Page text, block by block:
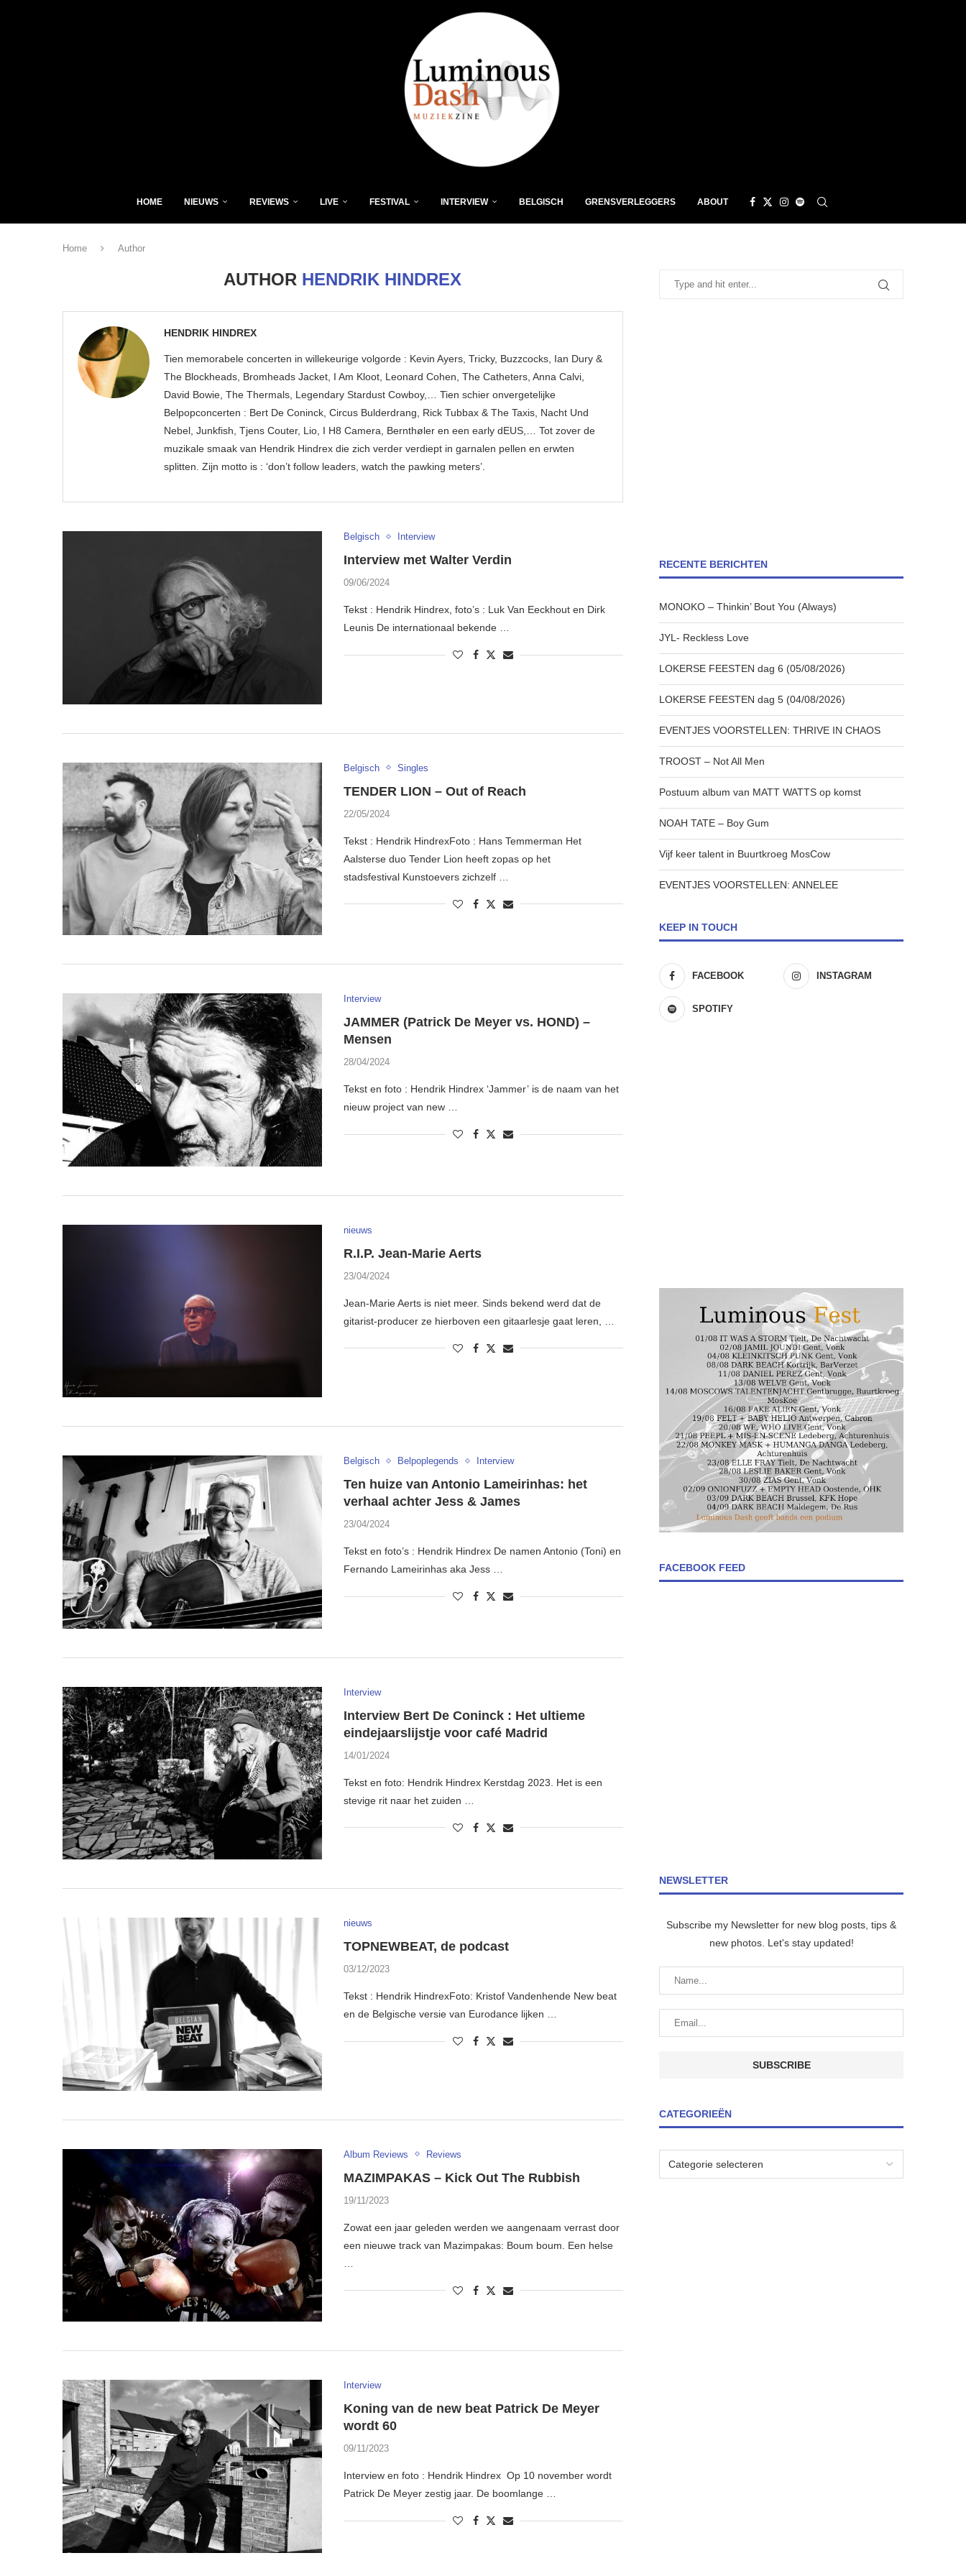
HOME NIEUWS REVIEWS LIVE FESTIVAL INTERVIEW BELGISCH GRENSVERLEGGERS ABOUT
Home Author
AUTHOR HENDRIK HINDREX
HENDRIK HINDREX
Tien memorabele concerten in willekeurige volgorde : Kevin Ayers, Tricky, Buzzcocks, Ian Dury &
The Blockheads, Bromheads Jacket, I Am Kloot, Leonard Cohen, The Catheters, Anna Calvi,
David Bowie, The Thermals, Legendary Stardust Cowboy,… Tien schier onvergetelijke
Belpopconcerten : Bert De Coninck, Circus Bulderdrang, Rick Tubbax & The Taxis, Nacht Und
Nebel, Junkfish, Tjens Couter, Lio, I H8 Camera, Bernthøler en een early dEUS,… Tot zover de
muzikale smaak van Hendrik Hindrex die zich verder verdiept in garnalen pellen en erwten
splitten. Zijn motto is : ‘don’t follow leaders, watch the pawking meters’.
Belgisch Interview
Interview met Walter Verdin
09/06/2024
Tekst : Hendrik Hindrex, foto’s : Luk Van Eeckhout en Dirk
Leunis De internationaal bekende …
Belgisch Singles
TENDER LION – Out of Reach
22/05/2024
Tekst : Hendrik HindrexFoto : Hans Temmerman Het
Aalsterse duo Tender Lion heeft zopas op het
stadsfestival Kunstoevers zichzelf …
Interview
JAMMER (Patrick De Meyer vs. HOND) –
Mensen
28/04/2024
Tekst en foto : Hendrik Hindrex ‘Jammer’ is de naam van het
nieuw project van new …
nieuws
R.I.P. Jean-Marie Aerts
23/04/2024
Jean-Marie Aerts is niet meer. Sinds bekend werd dat de
gitarist-producer ze hierboven een gitaarlesje gaat leren, …
Belgisch Belpoplegends Interview
Ten huize van Antonio Lameirinhas: het
verhaal achter Jess & James
23/04/2024
Tekst en foto’s : Hendrik Hindrex De namen Antonio (Toni) en
Fernando Lameirinhas aka Jess …
Interview
Interview Bert De Coninck : Het ultieme
eindejaarslijstje voor café Madrid
14/01/2024
Tekst en foto: Hendrik Hindrex Kerstdag 2023. Het is een
stevige rit naar het zuiden …
nieuws
TOPNEWBEAT, de podcast
03/12/2023
Tekst : Hendrik HindrexFoto: Kristof Vandenhende New beat
en de Belgische versie van Eurodance lijken …
Album Reviews Reviews
MAZIMPAKAS – Kick Out The Rubbish
19/11/2023
Zowat een jaar geleden werden we aangenaam verrast door
een nieuwe track van Mazimpakas: Boum boum. Een helse
Interview
Koning van de new beat Patrick De Meyer
wordt 60
09/11/2023
Interview en foto : Hendrik Hindrex Op 10 november wordt
Patrick De Meyer zestig jaar. De boomlange …
RECENTE BERICHTEN
MONOKO – Thinkin’ Bout You (Always)
JYL- Reckless Love
LOKERSE FEESTEN dag 6 (05/08/2026)
LOKERSE FEESTEN dag 5 (04/08/2026)
EVENTJES VOORSTELLEN: THRIVE IN CHAOS
TROOST – Not All Men
Postuum album van MATT WATTS op komst
NOAH TATE – Boy Gum
Vijf keer talent in Buurtkroeg MosCow
EVENTJES VOORSTELLEN: ANNELEE
KEEP IN TOUCH
FACEBOOK INSTAGRAM
SPOTIFY
FACEBOOK FEED
NEWSLETTER
Subscribe my Newsletter for new blog posts, tips &
new photos. Let's stay updated!
CATEGORIEËN